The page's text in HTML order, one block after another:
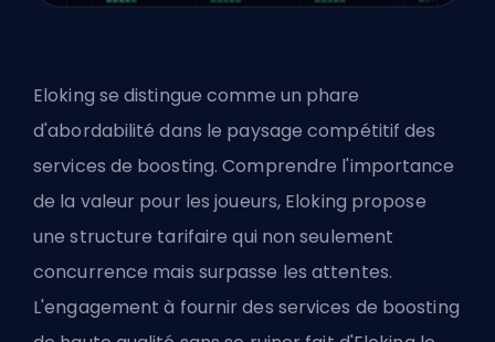
Eloking se distingue comme un phare
d'abordabilité dans le paysage compétitif des
services de boosting. Comprendre l'importance
de la valeur pour les joueurs, Eloking propose
une structure tarifaire qui non seulement
concurrence mais surpasse les attentes.
L'engagement à fournir des services de boosting